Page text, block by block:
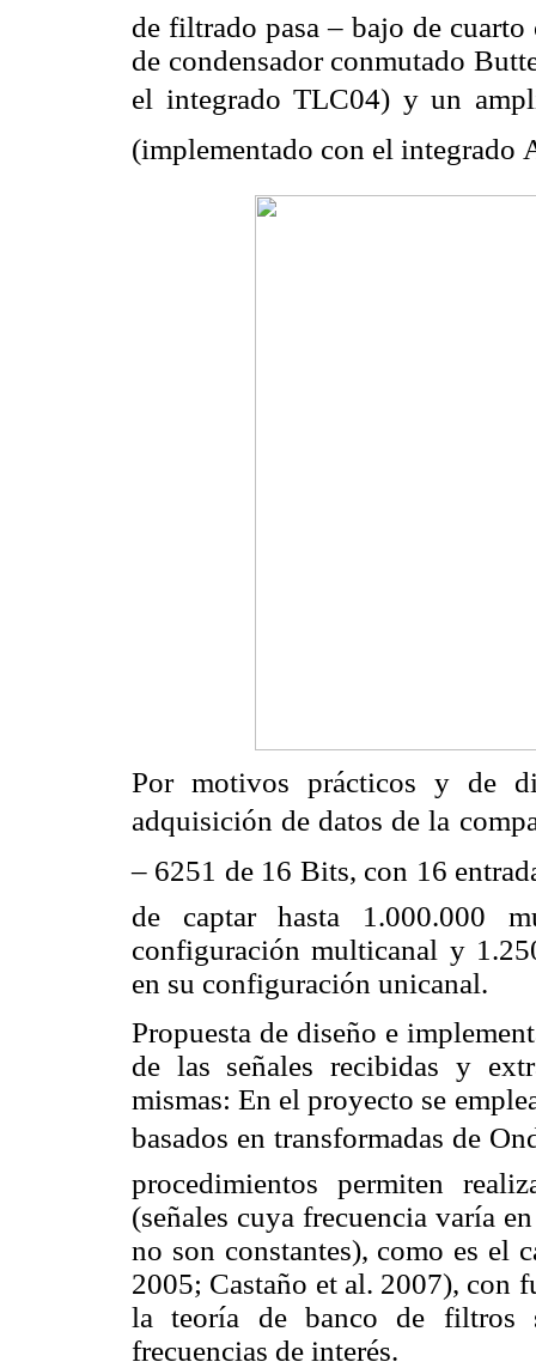
de filtrado pasa – bajo de
de condensador conmutado
el integrado TLC04) y un
(implementado con el integrado
Por motivos prácticos y de
adquisición de datos de la
– 6251 de 16 Bits, con 16
de captar hasta 1.000.000
configuración multicanal y
en su configuración unicanal.
Propuesta de diseño e
de las señales recibidas y
mismas: En el proyecto se
basados en transformadas de
procedimientos permiten
(señales cuya frecuencia varía
no son constantes), como es el
2005; Castaño et al. 2007), con
la teoría de banco de filtros
frecuencias de interés.